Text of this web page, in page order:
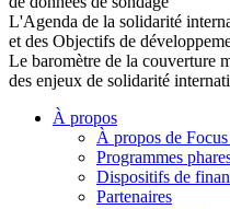
L'Agenda de la solidarité
et des Objectifs de
Le baromètre de la couverture
des enjeux de solidarité
À propos
À propos de
Programmes
Dispositifs de
Partenaires